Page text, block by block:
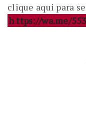
clique aqui para
https://wa.me/